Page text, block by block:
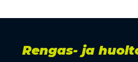
Rengas- ja